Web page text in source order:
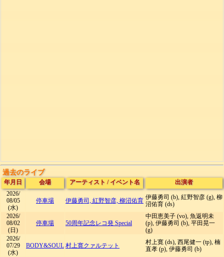
過去のライブ
年月日 会場 アーティスト / イベント名
出演者
2026/
08/05
(水)
停車場 伊藤勇司, 紅野智彦, 柳沼佑育 伊藤勇司 (b), 紅野智彦 (g), 柳
沼佑育 (ds)
2026/
08/02
(日)
停車場 50周年記念レコ発 Special
中田恵美子 (vo), 魚返明未
(p), 伊藤勇司 (b), 平田晃一
(g)
2026/
07/29
(水)
BODY&SOUL 村上寛クァルテット
村上寛 (ds), 西尾健一 (tp), 楠
直孝 (p), 伊藤勇司 (b)